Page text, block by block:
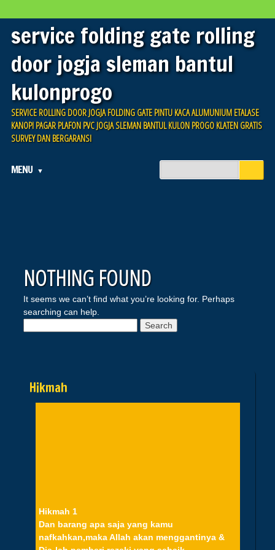
service folding gate rolling
door jogja sleman bantul
kulonprogo
SERVICE ROLLING DOOR JOGJA FOLDING GATE PINTU KACA ALUMUNIUM ETALASE
KANOPI PAGAR PLAFON PVC JOGJA SLEMAN BANTUL KULON PROGO KLATEN GRATIS
SURVEY DAN BERGARANSI
Main menu
MENU
NOTHING FOUND
It seems we can’t find what you’re looking for. Perhaps
searching can help.
Hikmah
Hikmah 1
Dan barang apa saja yang kamu
nafkahkan,maka Allah akan menggantinya &